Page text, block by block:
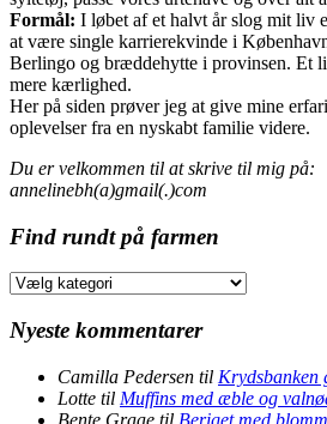
Formål: I løbet af et halvt år slog mit liv
at være single karrierekvinde i
Berlingo og bræddehytte i provinsen. Et
mere kærlighed.
Her på siden prøver jeg at give mine
oplevelser fra en nyskabt familie videre.
Du er velkommen til at skrive til mig på:
annelinebh(a)gmail(.)com
Find rundt på farmen
Find
på
farmen
Nyeste kommentarer
Camilla Pedersen til Krydsbanken
Lotte til Muffins med æble og
Bente Graae til Beriget med